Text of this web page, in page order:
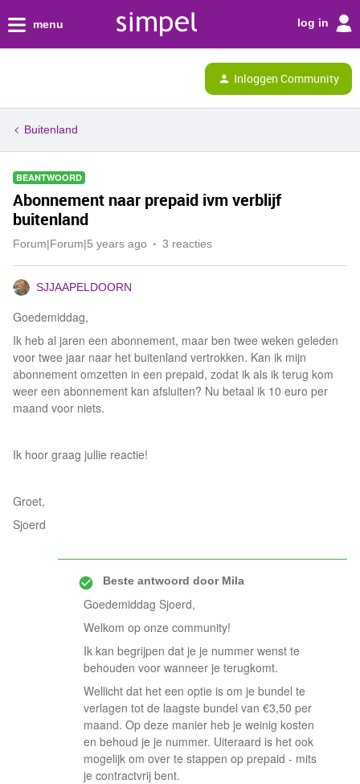
menu log in
Inloggen Community
Buitenland
BEANTWOORD
Abonnement naar prepaid ivm verblijf
buitenland
Forum|Forum|5 years ago 3 reacties
SJJAAPELDOORN
Goedemiddag,
Ik heb al jaren een abonnement, maar ben twee weken geleden
voor twee jaar naar het buitenland vertrokken. Kan ik mijn
abonnement omzetten in een prepaid, zodat ik als ik terug kom
weer een abonnement kan afsluiten? Nu betaal ik 10 euro per
maand voor niets.
Ik hoor graag jullie reactie!
Groet,
Sjoerd
Beste antwoord doorMila
Goedemiddag Sjoerd,
Welkom op onze community!
Ik kan begrijpen dat je je nummer wenst te
behouden voor wanneer je terugkomt.
Wellicht dat het een optie is om je bundel te
verlagen tot de laagste bundel van €3,50 per
maand. Op deze manier heb je weinig kosten
en behoud je je nummer. Uiteraard is het ook
mogelijk om over te stappen op prepaid - mits
je contractvrij bent.